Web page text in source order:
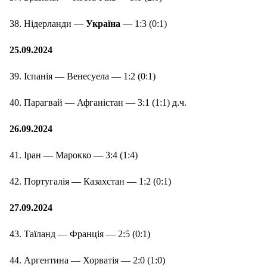
38. Нідерланди — Україна — 1:3 (0:1)
25.09.2024
39. Іспанія — Венесуела — 1:2 (0:1)
40. Парагвай — Афганістан — 3:1 (1:1) д.ч.
26.09.2024
41. Іран — Марокко — 3:4 (1:4)
42. Португалія — Казахстан — 1:2 (0:1)
27.09.2024
43. Таїланд — Франція — 2:5 (0:1)
44. Аргентина — Хорватія — 2:0 (1:0)